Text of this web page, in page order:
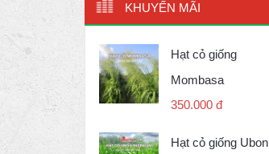
KHUYẾN MÃI
Hạt cỏ giống
Mombasa
350.000 đ
Hạt cỏ giống Ubon